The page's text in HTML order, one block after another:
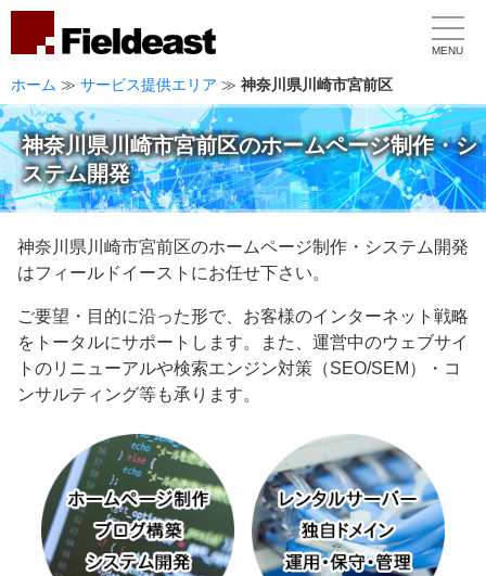
MENU
ホーム ≫ サービス提供エリア ≫ 神奈川県川崎市宮前区
神奈川県川崎市宮前区のホームページ制作・シ
ステム開発
神奈川県川崎市宮前区のホームページ制作・システム開発
はフィールドイーストにお任せ下さい。
ご要望・目的に沿った形で、お客様のインターネット戦略
をトータルにサポートします。また、運営中のウェブサイ
トのリニューアルや検索エンジン対策（SEO/SEM）・コ
ンサルティング等も承ります。